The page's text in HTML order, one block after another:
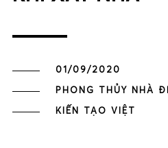
01/09/2020
PHONG THỦY NHÀ
KIẾN TẠO VIỆT